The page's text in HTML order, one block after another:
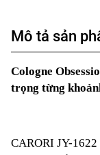
Mô tả sản
Cologne
trọng từng
CARORI JY-